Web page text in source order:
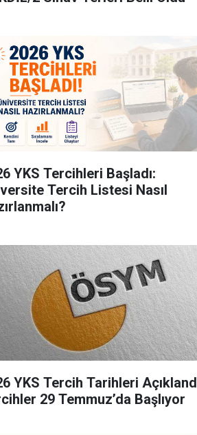
YKS Tercihleri Başladı:
Tercih Listesi Nasıl
YKS Tercih Tarihleri
29 Temmuz’da Başlıyor